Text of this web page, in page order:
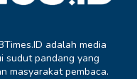
adalah media
sudut pandang yang
masyarakat pembaca.